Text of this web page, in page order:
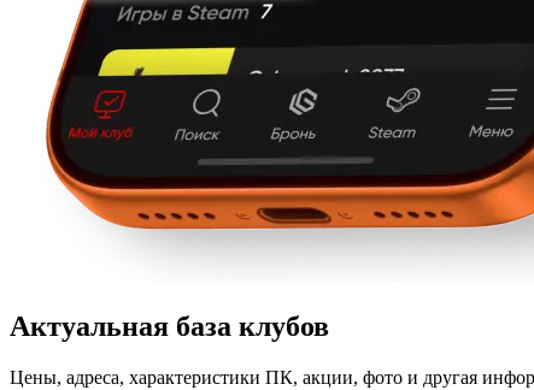
Актуальная база клубов
Цены, адреса, характеристики ПК, акции, фото и другая